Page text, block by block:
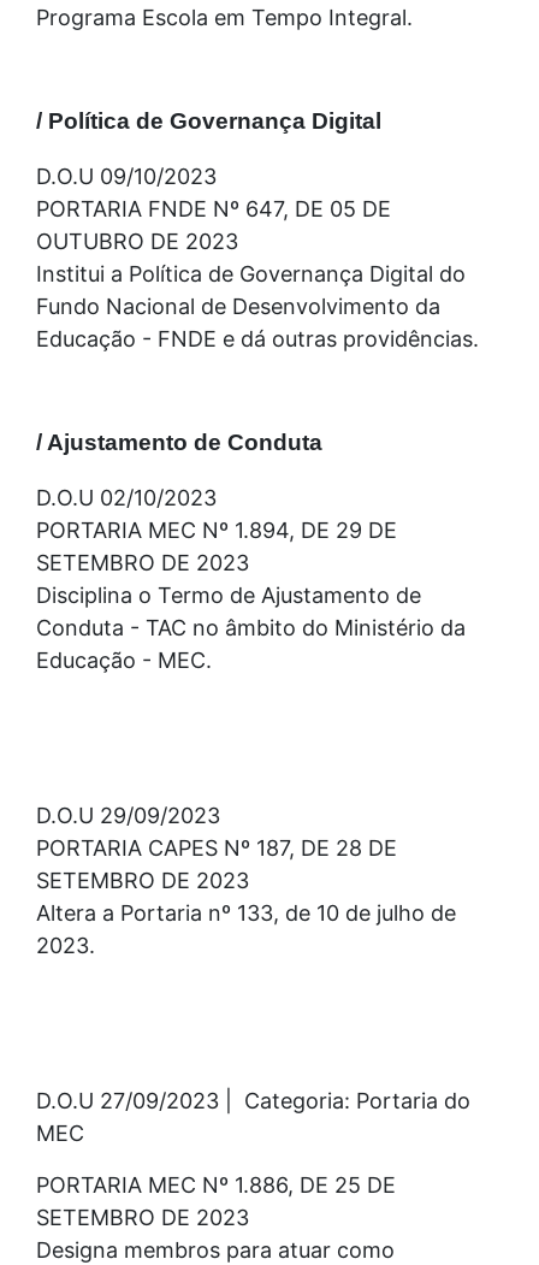
Programa Escola em Tempo Integral.
/ Política de Governança Digital
D.O.U 09/10/2023
PORTARIA FNDE Nº 647, DE 05 DE
OUTUBRO DE 2023
Institui a Política de Governança Digital do
Fundo Nacional de Desenvolvimento da
Educação - FNDE e dá outras providências.
/ Ajustamento de Conduta
D.O.U 02/10/2023
PORTARIA MEC Nº 1.894, DE 29 DE
SETEMBRO DE 2023
Disciplina o Termo de Ajustamento de
Conduta - TAC no âmbito do Ministério da
Educação - MEC.
D.O.U 29/09/2023
PORTARIA CAPES Nº 187, DE 28 DE
SETEMBRO DE 2023
Altera a Portaria nº 133, de 10 de julho de
2023.
D.O.U 27/09/2023 | Categoria: Portaria do
MEC
PORTARIA MEC Nº 1.886, DE 25 DE
SETEMBRO DE 2023
Designa membros para atuar como